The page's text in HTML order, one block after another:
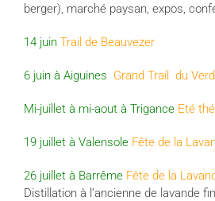
berger), marché paysan, expos,
14 juin Trail de Beauvezer
6 juin à Aiguines Grand Trail du
Mi-juillet à mi-aout à Trigance Eté
19 juillet à Valensole Fête de la
26 juillet à Barrême Fête de la
Distillation à l’ancienne de lavande